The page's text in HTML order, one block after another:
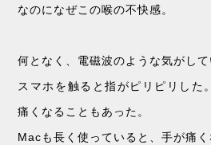
なのになぜこの喉の不快感。
何となく、電磁波のような気がして
スマホを触ると指がピリピリした
痛くなることもあった。
Macも長く使っていると、手が痛く